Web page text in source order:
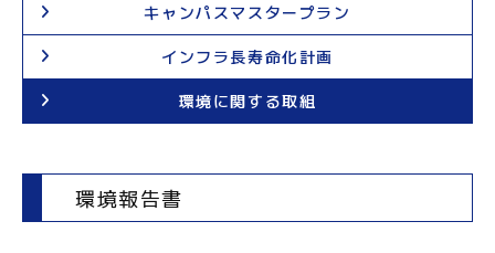
キャンパスマスタープラン
インフラ長寿命化計画
環境に関する取組
環境報告書